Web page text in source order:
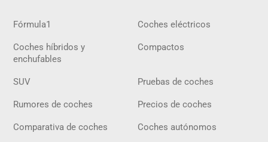
Fórmula1 Coches eléctricos
Coches híbridos y
enchufables
Compactos
SUV Pruebas de coches
Rumores de coches Precios de coches
Comparativa de coches Coches autónomos